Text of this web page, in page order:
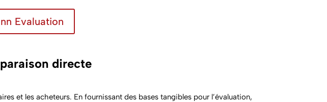
Evaluation
directe
et les acheteurs. En fournissant des bases tangibles pour l’évaluation,